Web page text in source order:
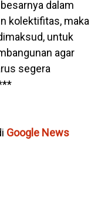
dalam
kolektifitas, maka
untuk
agar
segera
Google News